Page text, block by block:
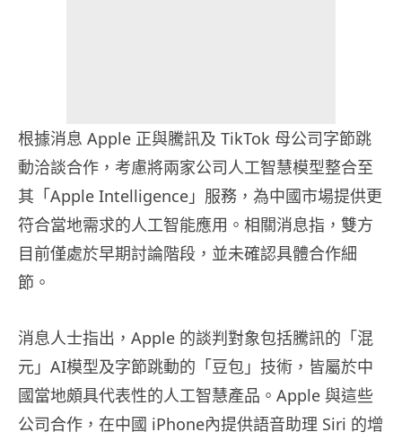
根據消息 Apple 正與騰訊及 TikTok 母公司字節跳
動洽談合作，考慮將兩家公司人工智慧模型整合至
其「Apple Intelligence」服務，為中國市場提供更
符合當地需求的人工智能應用。相關消息指，雙方
目前僅處於早期討論階段，並未確認具體合作細
節。
消息人士指出，Apple 的談判對象包括騰訊的「混
元」AI模型及字節跳動的「豆包」技術，皆屬於中
國當地頗具代表性的人工智慧產品。Apple 與這些
公司合作，在中國 iPhone內提供語音助理 Siri 的增